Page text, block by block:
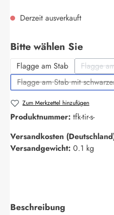
Derzeit ausverkauft
Bitte wählen Sie
Flagge am Stab Flagge
Flagge am Stab mit
(Diese
Zum Merkzettel hinzufügen
Produktnummer: tfk-tir-s-
Versandkosten
Versandgewicht: 0.1 kg
Beschreibung